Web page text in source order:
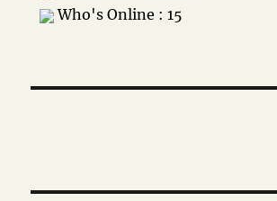
Who's Online : 15